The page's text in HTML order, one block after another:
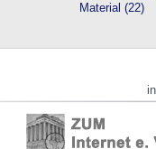
Material (22)